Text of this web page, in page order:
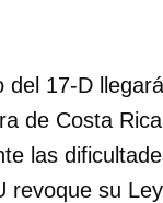
del 17-D
de Costa
las
revoque su